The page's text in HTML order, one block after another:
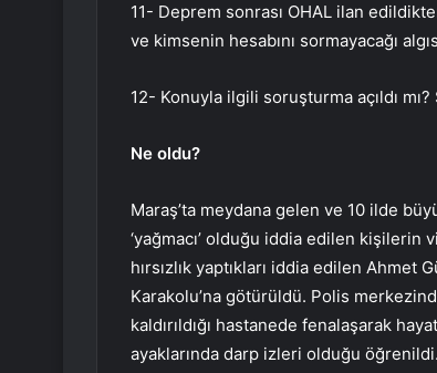
11- Deprem sonrası OHAL ilan
ve kimsenin hesabını sormayacağı
12- Konuyla ilgili soruşturma açıldı
Ne oldu?
Maraş’ta meydana gelen ve 10 ilde
‘yağmacı’ olduğu iddia edilen kişilerin
hırsızlık yaptıkları iddia edilen Ahmet
Karakolu’na götürüldü. Polis
kaldırıldığı hastanede fenalaşarak
ayaklarında darp izleri olduğu öğrenildi.